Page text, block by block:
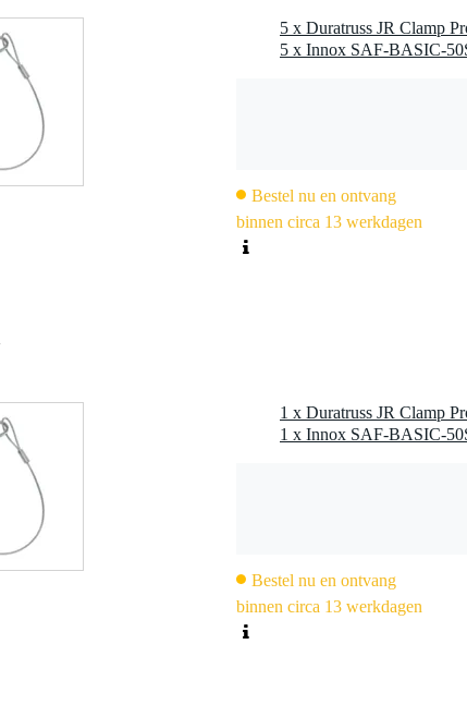
5 x Duratruss JR Clamp
Bestel nu en ontvang
binnen circa 13 werkdagen
1 x Duratruss JR Clamp
Bestel nu en ontvang
binnen circa 13 werkdagen